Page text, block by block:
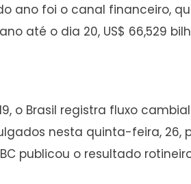
ano foi o canal financeiro,
até o dia 20, US$ 66,529
o Brasil registra fluxo
nesta quinta-feira, 26,
publicou o resultado